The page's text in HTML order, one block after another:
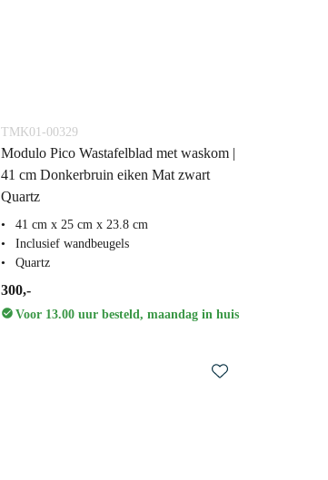
TMK01-00329
Modulo Pico Wastafelblad met waskom |
41 cm Donkerbruin eiken Mat zwart
Quartz
41 cm x 25 cm x 23.8 cm
Inclusief wandbeugels
Quartz
300,-
Voor 13.00 uur besteld, maandag in huis